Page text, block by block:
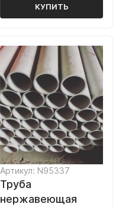
КУПИТЬ
Артикул: N95337
Труба
нержавеющая